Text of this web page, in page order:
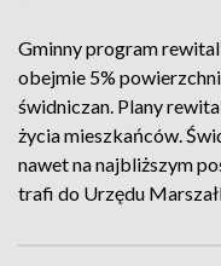
Gminny program
obejmie 5%
świdniczan. Plany
życia mieszkańców.
nawet na najbliższym
trafi do Urzędu